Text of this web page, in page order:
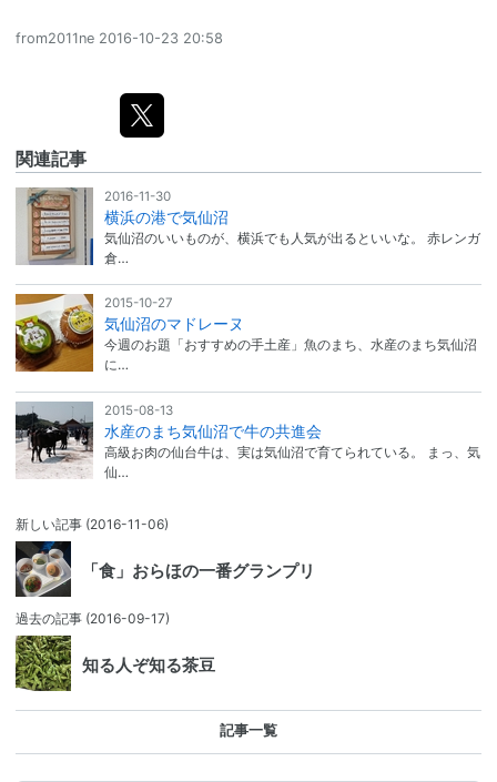
from2011ne 2016-10-23 20:58
関連記事
2016-11-30
横浜の港で気仙沼
気仙沼のいいものが、横浜でも人気が出るといいな。 赤レンガ
倉…
2015-10-27
気仙沼のマドレーヌ
今週のお題「おすすめの手土産」魚のまち、水産のまち気仙沼
に…
2015-08-13
水産のまち気仙沼で牛の共進会
高級お肉の仙台牛は、実は気仙沼で育てられている。 まっ、気
仙…
新しい記事 (2016-11-06)
「食」おらほの一番グランプリ
過去の記事 (2016-09-17)
知る人ぞ知る茶豆
記事一覧